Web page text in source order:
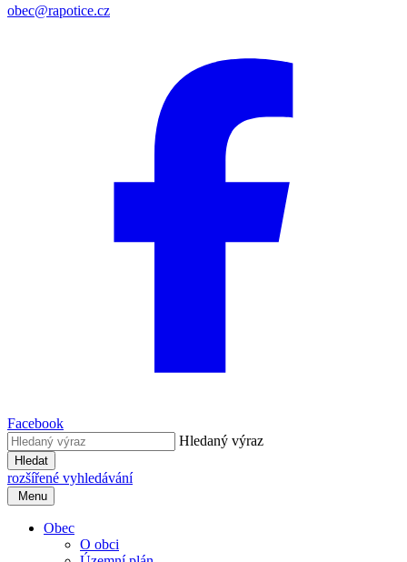
obec@rapotice.cz
Facebook
Hledaný výraz
Hledat
rozšířené vyhledávání
Menu
Obec
O obci